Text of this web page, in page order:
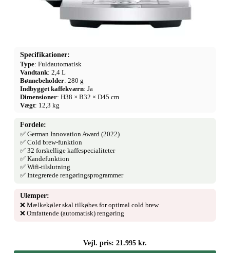
Specifikationer:
Type: Fuldautomatisk
Vandtank: 2,4 L
Bønnebeholder: 280 g
Indbygget kaffekværn: Ja
Dimensioner: H38 × B32 × D45 cm
Vægt: 12,3 kg
Fordele:
✅ German Innovation Award (2022)
✅ Cold brew-funktion
✅ 32 forskellige kaffespecialiteter
✅ Kandefunktion
✅ Wifi-tilslutning
✅ Integrerede rengøringsprogrammer
Ulemper:
❌ Mælkekøler skal tilkøbes for optimal cold brew
❌ Omfattende (automatisk) rengøring
Vejl. pris: 21.995 kr.